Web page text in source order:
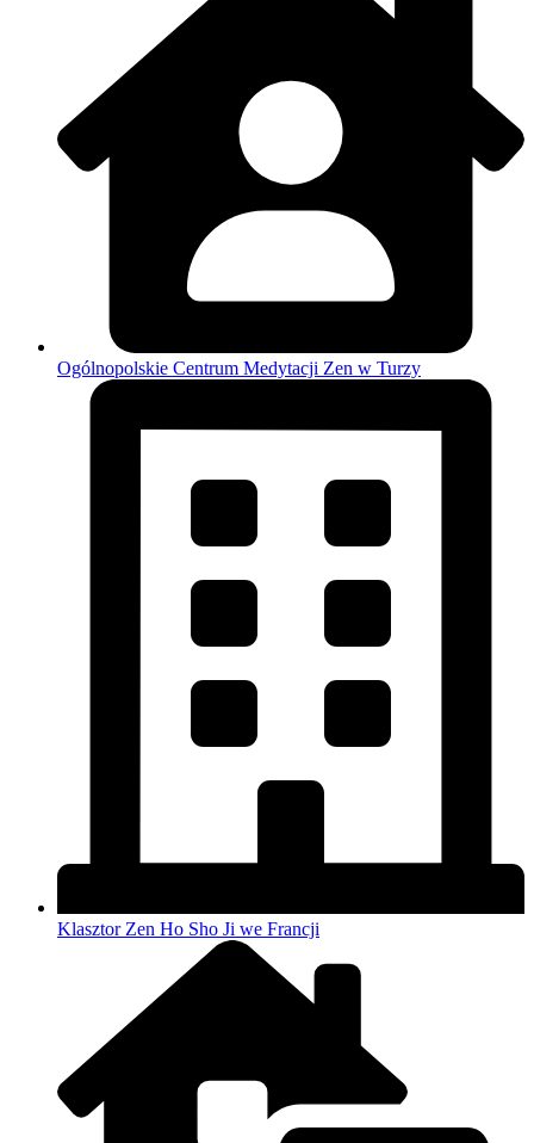
Ogólnopolskie Centrum Medytacji Zen w Turzy
Klasztor Zen Ho Sho Ji we Francji